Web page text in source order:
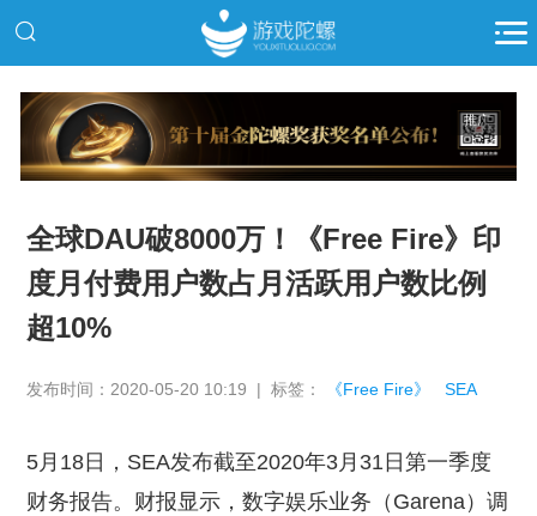
推广
全球DAU破8000万！《Free Fire》印
度月付费用户数占月活跃用户数比例
超10%
发布时间：2020-05-20 10:19 | 标签： 《Free Fire》 SEA
5月18日，SEA发布截至2020年3月31日第一季度
财务报告。财报显示，数字娱乐业务（Garena）调